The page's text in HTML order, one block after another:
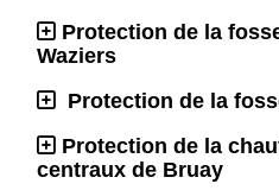
Protection de la
Waziers
Protection de la
Protection de la
centraux de Bruay